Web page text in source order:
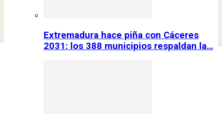
Extremadura hace piña con Cáceres
2031: los 388 municipios respaldan la…